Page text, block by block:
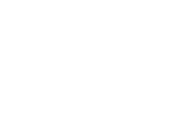
从见色起意开始，天亮之前却发现自